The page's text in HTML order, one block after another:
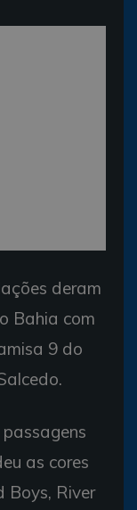
deram
Bahia com
9 do
as cores
Boys, River